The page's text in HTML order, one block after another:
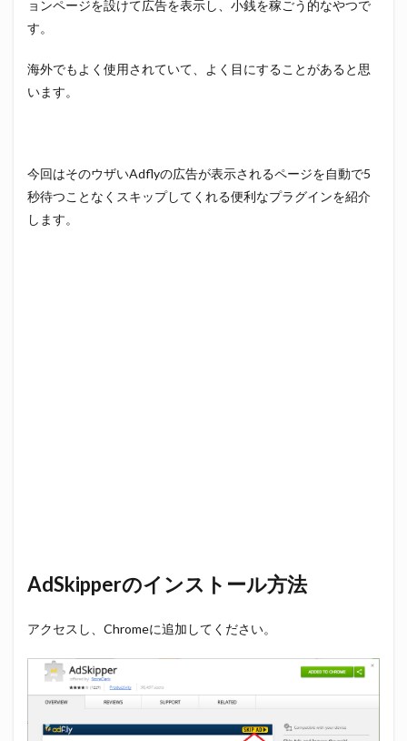
ョンページを設けて広告を表示し、小銭を稼ごう的なやつで
す。
海外でもよく使用されていて、よく目にすることがあると思
います。
今回はそのウザいAdflyの広告が表示されるページを自動で5
秒待つことなくスキップしてくれる便利なプラグインを紹介
します。
AdSkipperのインストール方法
アクセスし、Chromeに追加してください。